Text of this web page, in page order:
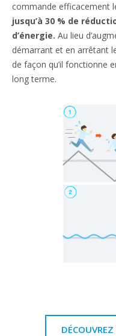
commande efficacement
jusqu’à 30 % de
d’énergie. Au lieu
démarrant et en arrêtant
de façon qu’il fonctionne
long terme.